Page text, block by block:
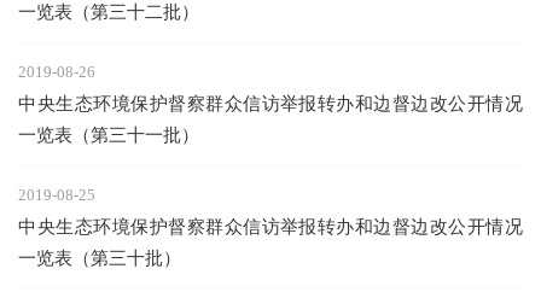
一览表（第三十二批）
2019-08-26
中央生态环境保护督察群众信访举报转办和边督边改公开情况
一览表（第三十一批）
2019-08-25
中央生态环境保护督察群众信访举报转办和边督边改公开情况
一览表（第三十批）